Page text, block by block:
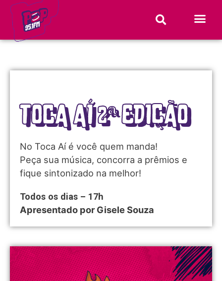
TOCA AÍ 2ª EDIÇÃO
No Toca Aí é você quem manda!
Peça sua música, concorra a prêmios e
fique sintonizado na melhor!
Todos os dias – 17h
Apresentado por Gisele Souza